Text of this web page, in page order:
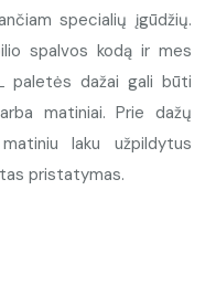
specialių įgūdžių.
spalvos kodą ir mes
paletės dažai gali būti
matiniai. Prie dažų
laku užpildytus
pristatymas.